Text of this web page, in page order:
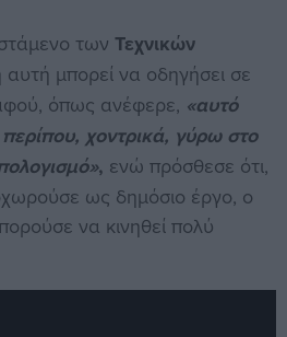
των Τεχνικών
αυτή μπορεί να οδηγήσει σε
όπως ανέφερε, «αυτό
χοντρικά, γύρω στο
, ενώ πρόσθεσε ότι,
ως δημόσιο έργο, ο
να κινηθεί πολύ